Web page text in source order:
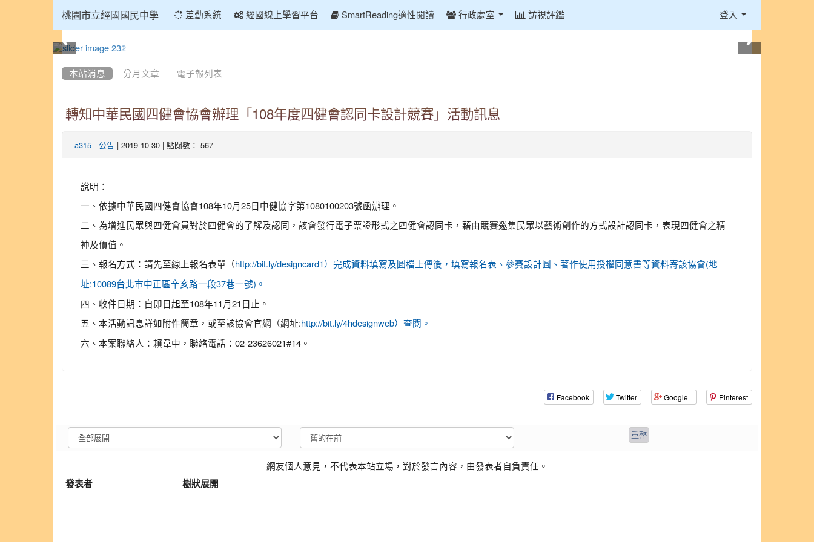
桃園市立經國國民中學 差勤系統 經國線上學習平台 SmartReading適性閱讀 行政處室 訪視評鑑 登入
本站消息 分月文章 電子報列表
轉知中華民國四健會協會辦理「108年度四健會認同卡設計競賽」活動訊息
a315 - 公告 | 2019-10-30 | 點閱數： 567
說明：
一、依據中華民國四健會協會108年10月25日中健協字第1080100203號函辦理。
二、為增進民眾與四健會員對於四健會的了解及認同，該會發行電子票證形式之四健會認同卡，藉由競賽邀集民眾以藝術創作的方式設計認同卡，表現四健會之精
神及價值。
三、報名方式：請先至線上報名表單（ http://bit.ly/designcard1）完成資料填寫及圖檔上傳後，填寫報名表、參賽設計圖、著作使用授權同意書等資料寄該協會(地
址:10089台北市中正區辛亥路一段37巷一號)。
四、收件日期：自即日起至108年11月21日止。
五、本活動訊息詳如附件簡章，或至該協會官網（網址: http://bit.ly/4hdesignweb）查閱。
六、本案聯絡人：賴韋中，聯絡電話：02-23626021#14。
Facebook Twitter Google+ Pinterest
網友個人意見，不代表本站立場，對於發言內容，由發表者自負責任。
發表者
樹狀展開